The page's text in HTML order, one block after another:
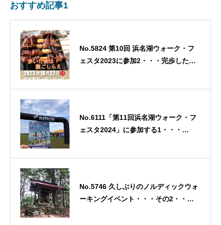
おすすめ記事1
No.5824 第10回 浜名湖ウォーク・フ
ェスタ2023に参加2・・・完歩した後
No.6111「第11回浜名湖ウォーク・フ
ェスタ2024」に参加する1・・・
No.5746 久しぶりのノルディックウォ
ーキングイベント・・・その2・・・